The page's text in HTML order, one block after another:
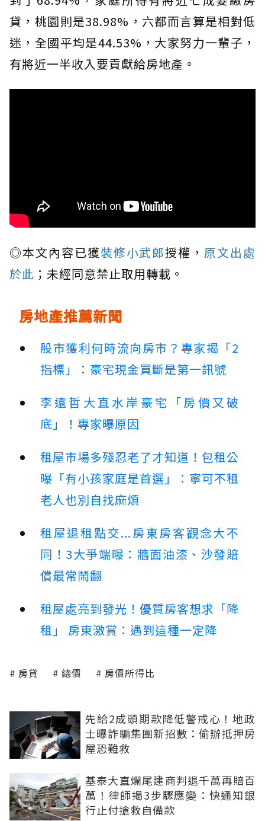
貸，桃園則是38.98%，六都而言算是相對低
迷，全國平均是44.53%，大家努力一輩子，
有將近一半收入要貢獻給房地產。
◎本文內容已獲裝修小武郎授權， 原文出處
於此 ；未經同意禁止取用轉載。
房地產推薦新聞
股市獲利何時流向房市？專家揭「2
指標」：豪宅現金買斷是第一訊號
李遠哲大直水岸豪宅「房價又破
底」！專家曝原因
租屋市場多殘忍老了才知道！包租公
曝「有小孩家庭是首選」：寧可不租
老人也別自找麻煩
租屋退租點交...房東房客觀念大不
同！3大爭端曝：牆面油漆、沙發賠
償最常鬧翻
租屋處亮到發光！優質房客想求「降
租」 房東激賞：遇到這種一定降
房貸 總價 房價所得比
先給2成頭期款降低警戒心！地政
士曝詐騙集團新招數：偷辦抵押房
屋恐難救
基泰大直爛尾建商判退千萬再賠百
萬！律師揭3步驟應變：快通知銀
行止付搶救自備款